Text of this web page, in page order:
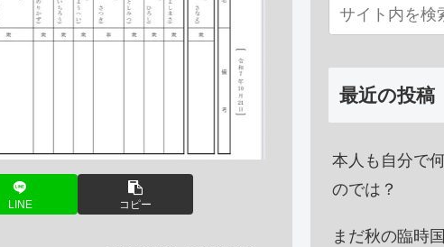
LINE コピー
最近の投稿
本人も自分で
のでは？
まだ秋の臨時